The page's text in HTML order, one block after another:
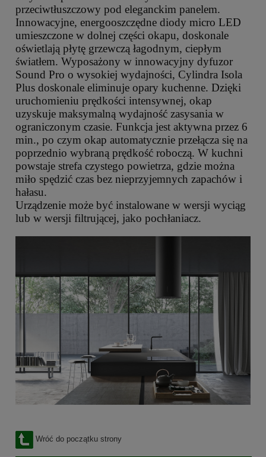
przeciwtłuszczowy pod eleganckim panelem.
Innowacyjne, energooszczędne diody micro LED
umieszczone w dolnej części okapu, doskonale
oświetlają płytę grzewczą łagodnym, ciepłym
światłem. Wyposażony w innowacyjny dyfuzor
Sound Pro o wysokiej wydajności, Cylindra Isola
Plus doskonale eliminuje opary kuchenne. Dzięki
uruchomieniu prędkości intensywnej, okap
uzyskuje maksymalną wydajność zasysania w
ograniczonym czasie. Funkcja jest aktywna przez 6
min., po czym okap automatycznie przełącza się na
poprzednio wybraną prędkość roboczą. W kuchni
powstaje strefa czystego powietrza, gdzie można
miło spędzić czas bez nieprzyjemnych zapachów i
hałasu.
Urządzenie może być instalowane w wersji wyciąg
lub w wersji filtrującej, jako pochłaniacz.
Wróć do początku strony